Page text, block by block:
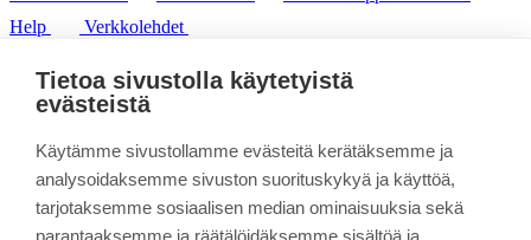
Help
Verkkolehdet
puh. +358 20 743 8100
fax. +358 14 449 9694
Tietoa sivustolla käytetyistä
evästeistä
Käytämme sivustollamme evästeitä kerätäksemme ja
analysoidaksemme sivuston suorituskykyä ja käyttöä,
tarjotaksemme sosiaalisen median ominaisuuksia sekä
parantaaksemme ja räätälöidäksemme sisältöä ja